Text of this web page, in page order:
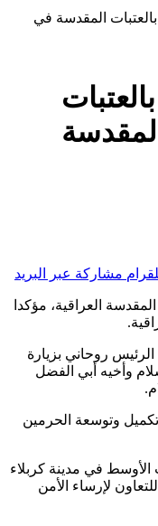
المقدسة في
مشاركة عبر البريد
العراقية، مؤكدا
الرئيس روحاني بزيارة
وأخيه أبي الفضل
وتوسعة الحرمين
في مدينة كربلاء
لإرساء الأمن